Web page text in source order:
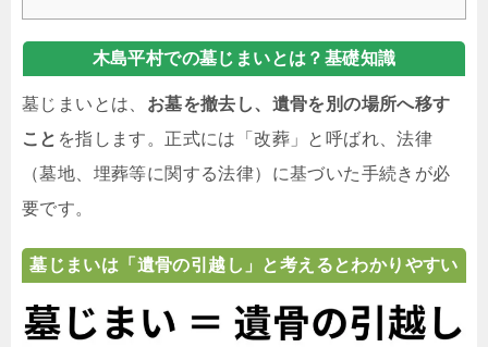
木島平村での墓じまいとは？基礎知識
墓じまいとは、 お墓を撤去し、遺骨を別の場所へ移す
こと を指します。正式には「改葬」と呼ばれ、法律
（墓地、埋葬等に関する法律）に基づいた手続きが必
要です。
墓じまいは「遺骨の引越し」と考えるとわかりやすい